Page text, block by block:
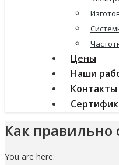
Цены
Наши
Контакты
Как правильно
You are here: